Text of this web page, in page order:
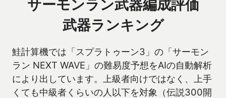
サーモンラン武器編成評価
武器ランキング
鮭計算機では「スプラトゥーン3」の「サーモン
ラン NEXT WAVE」の難易度予想をAIの自動解析
により出しています。上級者向けではなく、上手
くても中級者くらいの人以下を対象（伝説300開